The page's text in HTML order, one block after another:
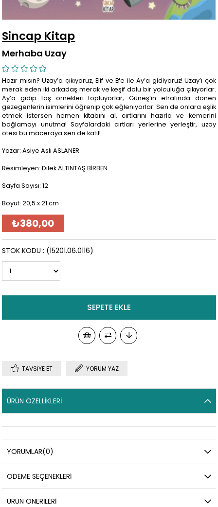
Sincap Kitap
Merhaba Uzay
Hazır mısın? Uzay’a çıkıyoruz, Elif ve Efe ile Ay’a gidiyoruz! Uzay’ı çok
merak eden iki arkadaş merak ve keşif dolu bir yolculuğa çıkıyorlar.
Ay’a gidip taş örnekleri topluyorlar, Güneş’in etrafında dönen
gezegenlerin isimlerini öğrenip çok eğleniyorlar. Sen de onlara eşlik
etmek istersen hemen kitabını al, cırtlarını hazırla ve kemerini
bağlamayı unutma! Sayfalardaki cırtları yerlerine yerleştir, uzay
ötesi bu maceraya sen de katıl!
Yazar: Asiye Aslı ASLANER
Resimleyen: Dilek ALTINTAŞ BİRBEN
Sayfa Sayısı: 12
Boyut: 20,5 x 21 cm
₺380,00
(15201.06.0116)
STOK KODU
TAVSIYE ET YORUM YAZ
ÜRÜN ÖZELLIKLERI
YORUMLAR(0)
ÖDEME SEÇENEKLERI
ÜRÜN ÖNERILERI